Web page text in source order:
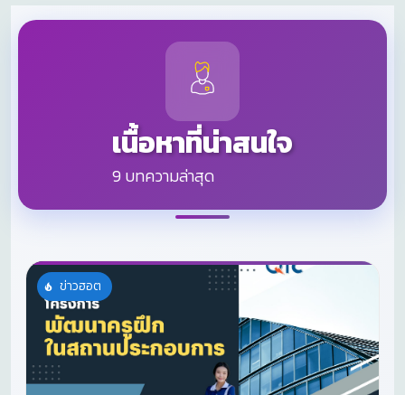
เนื้อหาที่น่าสนใจ
9 บทความล่าสุด
ข่าวฮอต